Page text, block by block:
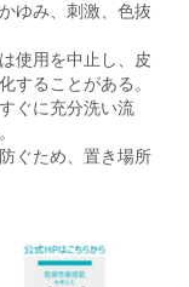
ゆみ、刺激、色抜
使用を中止し、皮
することがある。
ぐに充分洗い流
ぐため、置き場所